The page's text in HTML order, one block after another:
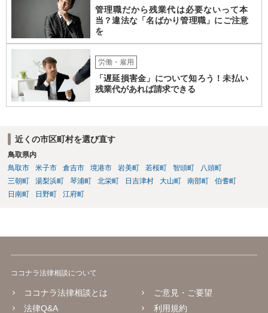
度、雇用契約書や就業規則などを持参の上、弁護士に直接相談されて
みてはいかがでしょうか。
管理職だから残業代は必要ないって本
当？違法な「名ばかり管理職」にご注意
を
労働・雇用
「遅延損害金」について知ろう！未払い
残業代があれば請求できる
近くの市区町村を選び直す
鳥取県内
鳥取市
米子市 倉吉市 境港市 岩美町 若桜町 智頭町
八頭町
三朝町
湯梨浜町 琴浦町 北栄町 日吉津村 大山町 南部町
伯耆町
日南町
日野町 江府町
ココナラ法律相談について
ココナラ法律相談とは
法律Q&A
ご意見・ご要望
利用規約